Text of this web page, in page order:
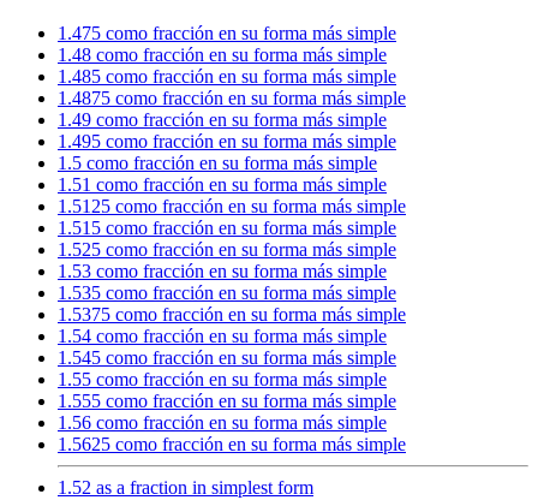
1.475 como fracción en su forma más simple
1.48 como fracción en su forma más simple
1.485 como fracción en su forma más simple
1.4875 como fracción en su forma más simple
1.49 como fracción en su forma más simple
1.495 como fracción en su forma más simple
1.5 como fracción en su forma más simple
1.51 como fracción en su forma más simple
1.5125 como fracción en su forma más simple
1.515 como fracción en su forma más simple
1.525 como fracción en su forma más simple
1.53 como fracción en su forma más simple
1.535 como fracción en su forma más simple
1.5375 como fracción en su forma más simple
1.54 como fracción en su forma más simple
1.545 como fracción en su forma más simple
1.55 como fracción en su forma más simple
1.555 como fracción en su forma más simple
1.56 como fracción en su forma más simple
1.5625 como fracción en su forma más simple
1.52 as a fraction in simplest form